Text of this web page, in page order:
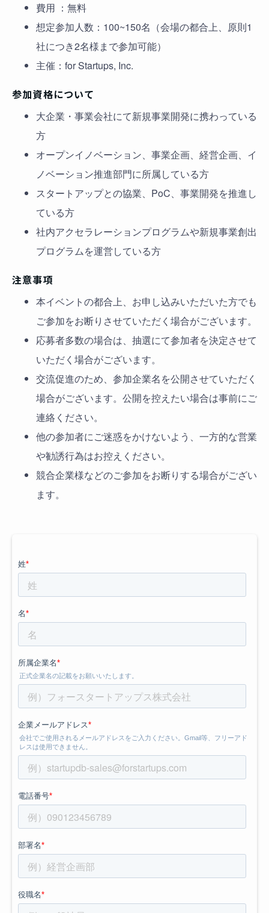
費用 ：無料
想定参加人数：100~150名（会場の都合上、原則1
社につき2名様まで参加可能）
主催：for Startups, Inc.
参加資格について
大企業・事業会社にて新規事業開発に携わっている
方
オープンイノベーション、事業企画、経営企画、イ
ノベーション推進部門に所属している方
スタートアップとの協業、PoC、事業開発を推進し
ている方
社内アクセラレーションプログラムや新規事業創出
プログラムを運営している方
注意事項
本イベントの都合上、お申し込みいただいた方でも
ご参加をお断りさせていただく場合がございます。
応募者多数の場合は、抽選にて参加者を決定させて
いただく場合がございます。
交流促進のため、参加企業名を公開させていただく
場合がございます。公開を控えたい場合は事前にご
連絡ください。
他の参加者にご迷惑をかけないよう、一方的な営業
や勧誘行為はお控えください。
競合企業様などのご参加をお断りする場合がござい
ます。